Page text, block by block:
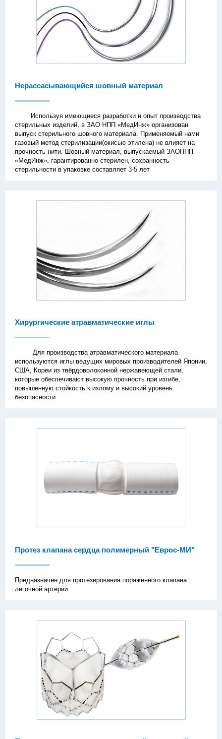
Нерассасывающийся шовный материал
Используя имеющиеся разработки и опыт производства
стерильных изделий, в ЗАО НПП «МедИнж» организован
выпуск стерильного шовного материала. Применяемый нами
газовый метод стерилизации(окисью этилена) не влияет на
прочность нити. Шовный материал, выпускаемый ЗАОНПП
«МедИнж», гарантированно стерилен, сохранность
стерильности в упаковке составляет 3-5 лет
Хирургические атравматические иглы
Для производства атравматического материала
используются иглы ведущих мировых производителей Японии,
США, Кореи из твёрдоволоконной нержавеющей стали,
которые обеспечивают высокую прочность при изгибе,
повышенную стойкость к излому и высокий уровень
безопасности
Протез клапана сердца полимерный "Еврос-МИ"
Предназначен для протезирования пораженного клапана
легочной артерии.